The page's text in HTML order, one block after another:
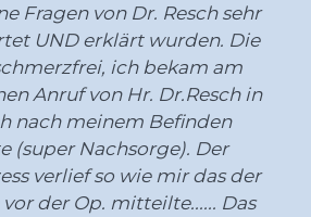
Fragen von Dr. Resch sehr
UND erklärt wurden. Die
ich bekam am
Anruf von Hr. Dr.Resch in
nach meinem Befinden
(super Nachsorge). Der
verlief so wie mir das der
vor der Op. mitteilte...... Das